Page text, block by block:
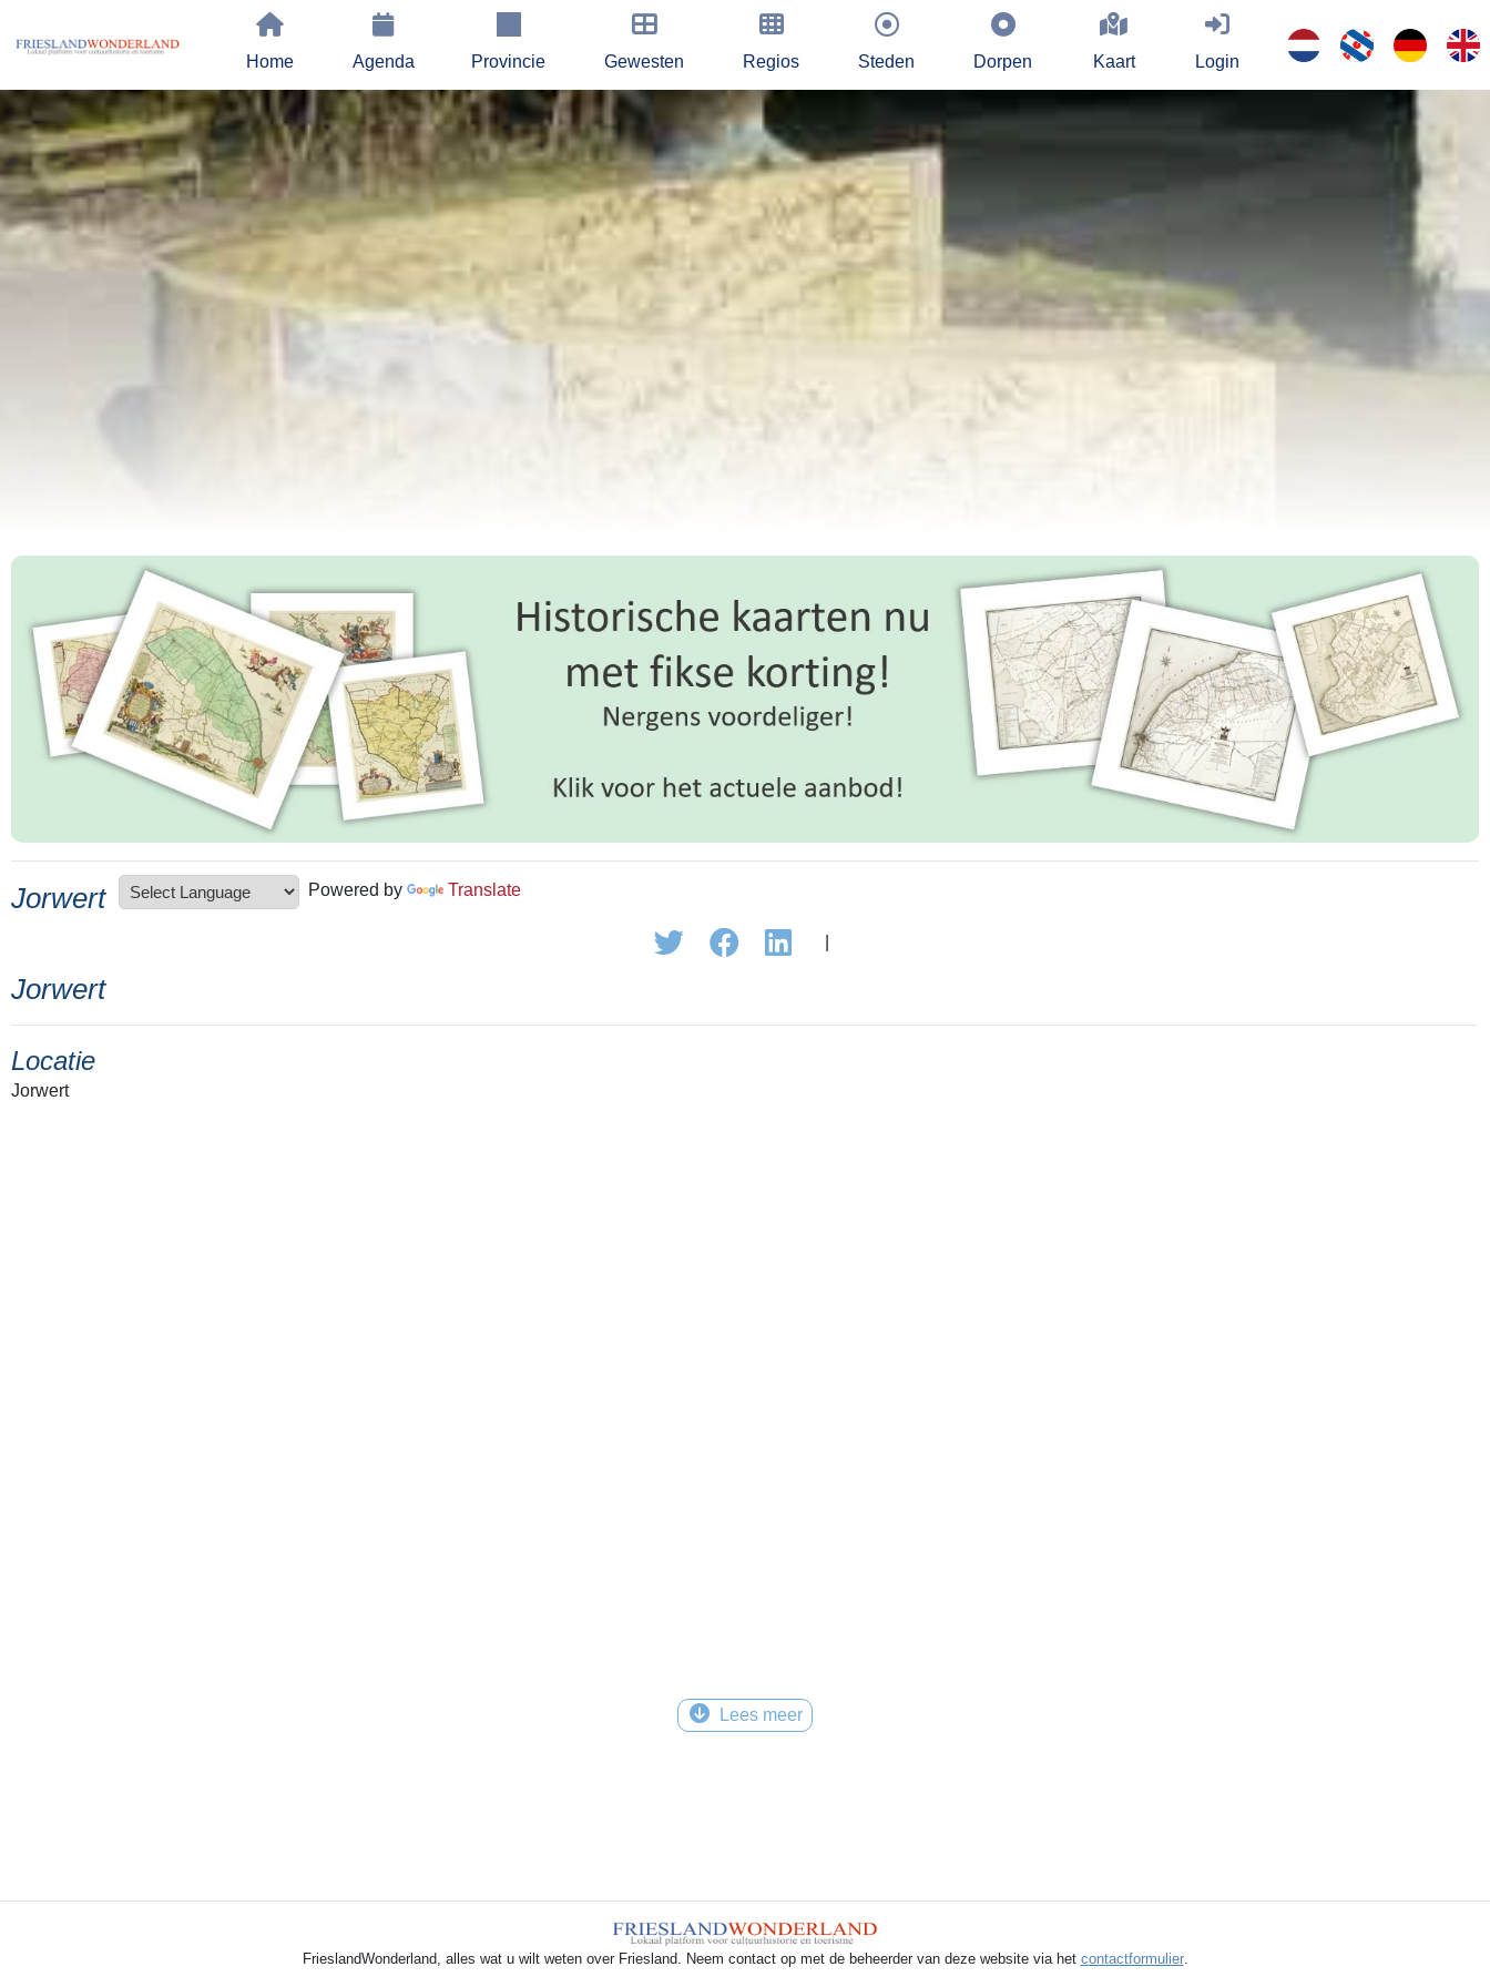
Home Agenda Provincie Gewesten Regios Steden Dorpen Kaart Login
Jorwert Powered by Translate
Jorwert
Locatie
Jorwert
Lees meer
FrieslandWonderland, alles wat u wilt weten over Friesland. Neem contact op met de beheerder van deze website via het contactformulier.